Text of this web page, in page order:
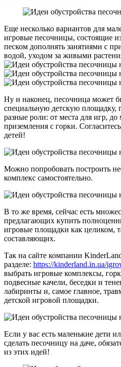
Еще несколько вариантов для
игровые песочницы, состоящие
песком дополнять занятиями с
водой, уходом за живыми
Ну и наконец, песочница может
специальную детскую площадку,
разные роли: от места для игр, до
приземления с горки.
детей!
Можно попробовать построить
комплекс самостоятельно.
В то же время, сейчас есть
предлагающих купить
игровые площадки как целиком,
составляющих.
Так на сайте компании
разделе: https://kinderland.in.ua/
выбрать игровые комплексы,
подвесные качели, беседки и
лабиринты и, самое главное,
детской игровой площадки.
Если у вас есть маленькие дети
сделать песочницу на даче,
из этих идей!